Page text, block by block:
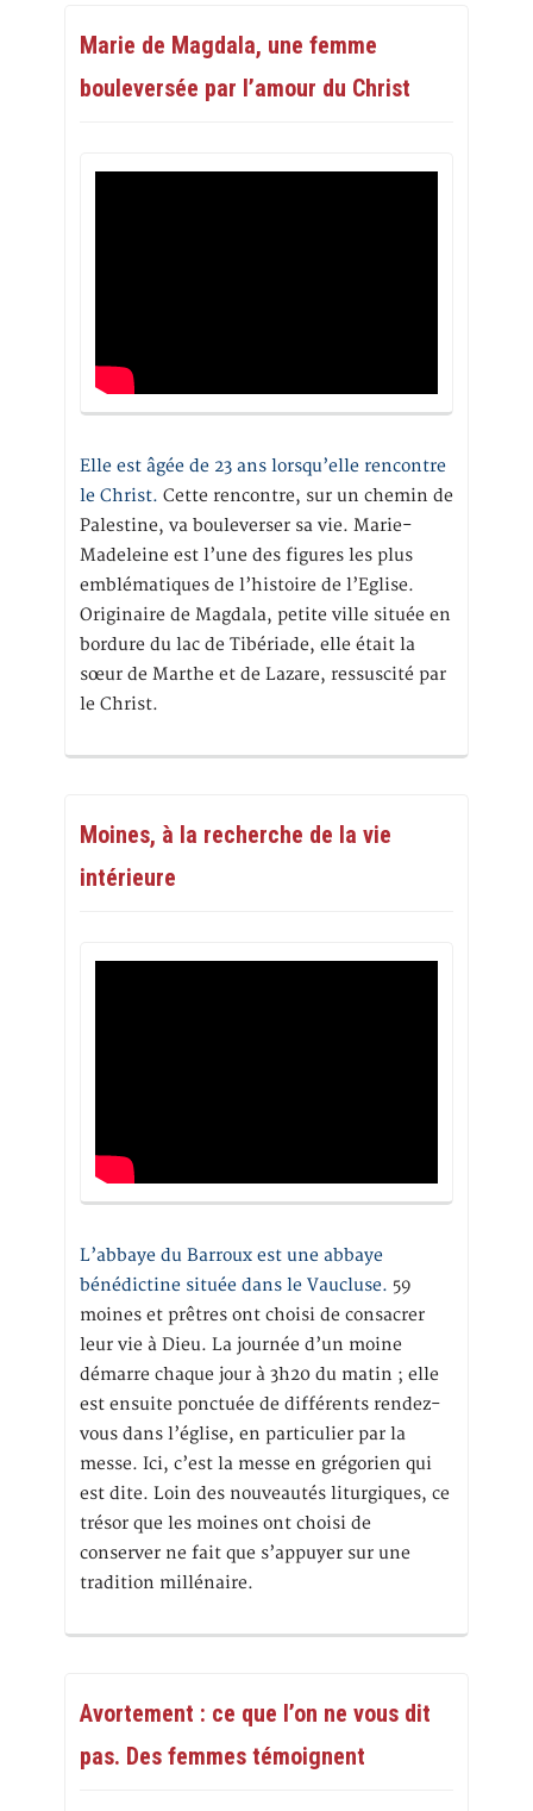
Marie de Magdala, une femme
bouleversée par l’amour du Christ
Elle est âgée de 23 ans lorsqu’elle rencontre
le Christ. Cette rencontre, sur un chemin de
Palestine, va bouleverser sa vie. Marie-
Madeleine est l’une des figures les plus
emblématiques de l’histoire de l’Eglise.
Originaire de Magdala, petite ville située en
bordure du lac de Tibériade, elle était la
sœur de Marthe et de Lazare, ressuscité par
le Christ.
Moines, à la recherche de la vie
intérieure
L’abbaye du Barroux est une abbaye
bénédictine située dans le Vaucluse. 59
moines et prêtres ont choisi de consacrer
leur vie à Dieu. La journée d’un moine
démarre chaque jour à 3h20 du matin ; elle
est ensuite ponctuée de différents rendez-
vous dans l’église, en particulier par la
messe. Ici, c’est la messe en grégorien qui
est dite. Loin des nouveautés liturgiques, ce
trésor que les moines ont choisi de
conserver ne fait que s’appuyer sur une
tradition millénaire.
Avortement : ce que l’on ne vous dit
pas. Des femmes témoignent